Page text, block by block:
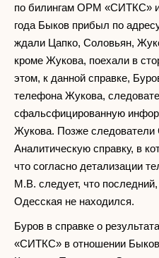
по билингам ОРМ «СИТКС» и
года Быков прибыл по
ждали Цапко, Соловьян,
кроме Жукова, поехали в
этом, к данной справке,
телефона Жукова,
сфальсфицированную
Жукова. Позже
Аналитическую справку, в
что согласно детализации
М.В. следует, что
Одесская не находился.
Буров в справке о
«СИТКС» в отношении